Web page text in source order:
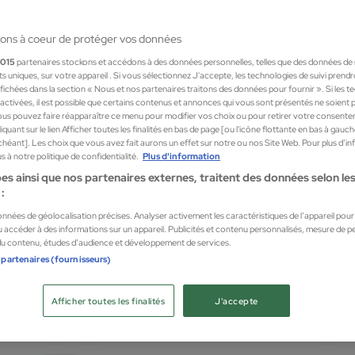
Foot Lotion 200ml
les pieds
Foot
à coeur de protéger vos données
partenaires stockons et accédons à des données personnelles, telles que des données
uniques, sur votre appareil . Si vous sélectionnez J'accepte, les technologies de suivi
dans la section « Nous et nos partenaires traitons des données pour fournir ». Si les
il est possible que certains contenus et annonces qui vous sont présentés ne soient
pouvez faire réapparaître ce menu pour modifier vos choix ou pour retirer votre
sur le lien Afficher toutes les finalités en bas de page [ou l'icône flottante en bas à
Les choix que vous avez fait aurons un effet sur notre ou nos Site Web. Pour plus
à notre politique de confidentialité. Plus d'information
ainsi que nos partenaires externes, traitent des données selon
de géolocalisation précises. Analyser activement les caractéristiques de l’appareil
à des informations sur un appareil. Publicités et contenu personnalisés, mesure de
contenu, études d’audience et développement de services.
(fournisseurs)
J'accepte
Afficher toutes les finalités